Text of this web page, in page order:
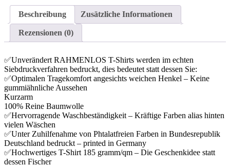
Beschreibung Zusätzliche Informationen
Rezensionen (0)
✅Unverändert RAHMENLOS T-Shirts werden im echten
Siebdruckverfahren bedruckt, dies bedeutet statt dessen Sie:
✅Optimalen Tragekomfort angesichts weichen Henkel – Keine
gummiähnliche Aussehen
Kurzarm
100% Reine Baumwolle
✅Hervorragende Waschbeständigkeit – Kräftige Farben alias hinten
vielen Wäschen
✅Unter Zuhilfenahme von Phtalatfreien Farben in Bundesrepublik
Deutschland bedruckt – printed in Germany
✅Hochwertiges T-Shirt 185 gramm/qm – Die Geschenkidee statt
dessen Fischer